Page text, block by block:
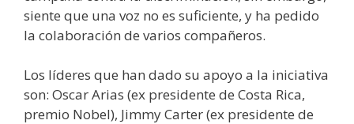
siente que una voz no es suficiente, y ha pedido
la colaboración de varios compañeros.
Los líderes que han dado su apoyo a la iniciativa
son: Oscar Arias (ex presidente de Costa Rica,
premio Nobel), Jimmy Carter (ex presidente de